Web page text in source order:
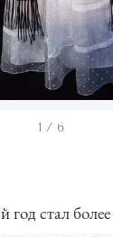
1 / 6
стал